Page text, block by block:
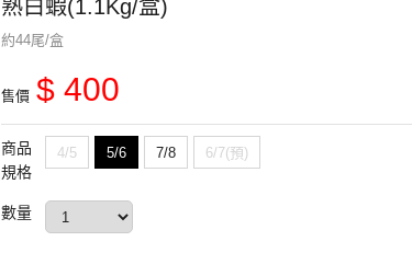
熟白蝦(1.1Kg/盒)
約44尾/盒
售價 $ 400
商品
規格
4/5 5/6 7/8 6/7(預)
數量